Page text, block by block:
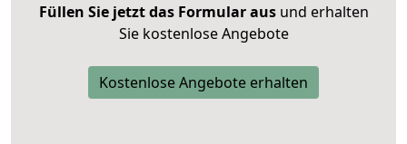
Füllen Sie jetzt das Formular ausund erhalten
Sie kostenlose Angebote
Kostenlose Angebote erhalten